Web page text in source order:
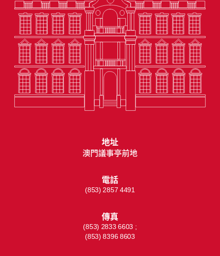
地址
澳門議事亭前地
電話
(853) 2857 4491
傳真
(853) 2833 6603 ;
(853) 8396 8603